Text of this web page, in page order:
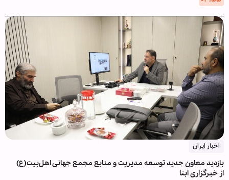
اخبار ایران
بازدید معاون جدید توسعه مدیریت و منابع مجمع جهانی اهل‌بیت(ع)
از خبرگزاری ابنا